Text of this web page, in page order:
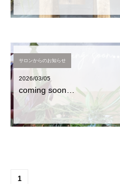
サロンからのお知らせ
2026/03/05
coming soon…
1